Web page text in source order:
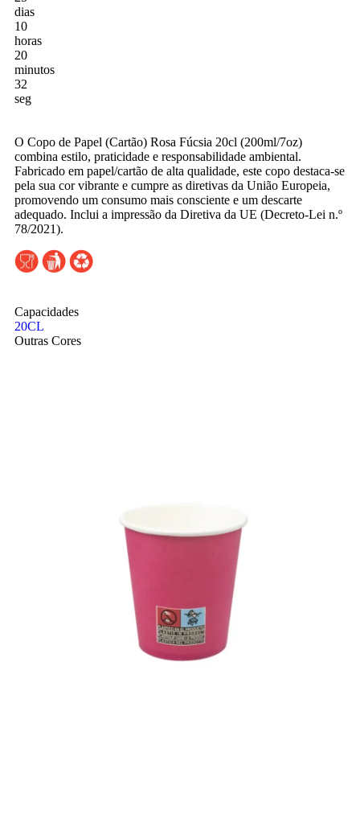
dias
10
horas
20
minutos
31
seg
O Copo de Papel (Cartão) Rosa Fúcsia 20cl (200ml/7oz)
combina estilo, praticidade e responsabilidade ambiental.
Fabricado em papel/cartão de alta qualidade, este copo destaca-se
pela sua cor vibrante e cumpre as diretivas da União Europeia,
promovendo um consumo mais consciente e um descarte
adequado. Inclui a impressão da Diretiva da UE (Decreto-Lei n.º
78/2021).
Capacidades
20CL
Outras Cores